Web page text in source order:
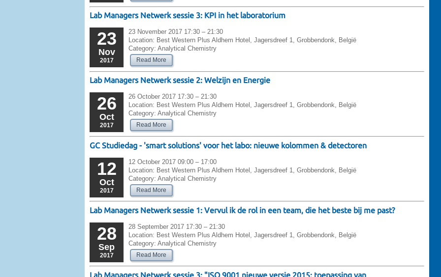
Lab Managers Netwerk sessie 3: KPI in het laboratorium
23
Nov
2017
23 November 2017 17:30 – 21:30
Location: Best Western Plus Aldhem Hotel, Jagersdreef 1, Grobbendonk, België
Category: Analytical Chemistry
Read More
Lab Managers Netwerk sessie 2: Welzijn en Energie
26
Oct
2017
26 October 2017 17:30 – 21:30
Location: Best Western Plus Aldhem Hotel, Jagersdreef 1, Grobbendonk, België
Category: Analytical Chemistry
Read More
GC Studiedag - 'smart solutions' voor het labo: nieuwe kolommen & detectoren
12
Oct
2017
12 October 2017 09:00 – 17:00
Location: Best Western Plus Aldhem Hotel, Jagersdreef 1, Grobbendonk, België
Category: Analytical Chemistry
Read More
Lab Managers Netwerk sessie 1: Vervul ik de rol in een team, die het beste bij me past?
28
Sep
2017
28 September 2017 17:30 – 21:30
Location: Best Western Plus Aldhem Hotel, Jagersdreef 1, Grobbendonk, België
Category: Analytical Chemistry
Read More
Lab Managers Netwerk sessie 3: "ISO 9001 nieuwe versie 2015: toepassing van